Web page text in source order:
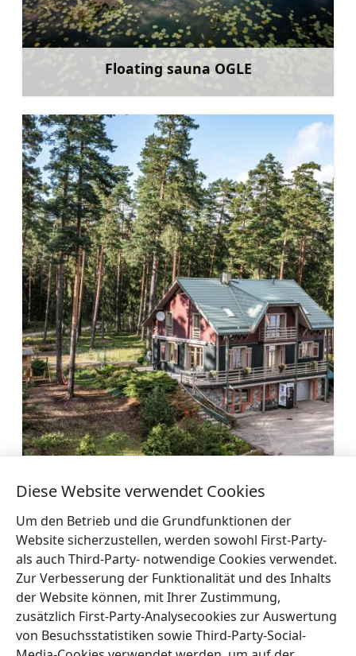
Floating sauna OGLE
Zentrum für Erholung und Tourismus
←Hotel Talsi Ferienhaus Vijoles →
Diese Website verwendet Cookies
Um den Betrieb und die Grundfunktionen der
Website sicherzustellen, werden sowohl First-Party-
als auch Third-Party- notwendige Cookies verwendet.
Zur Verbesserung der Funktionalität und des Inhalts
der Website können, mit Ihrer Zustimmung,
zusätzlich First-Party-Analysecookies zur Auswertung
von Besuchsstatistiken sowie Third-Party-Social-